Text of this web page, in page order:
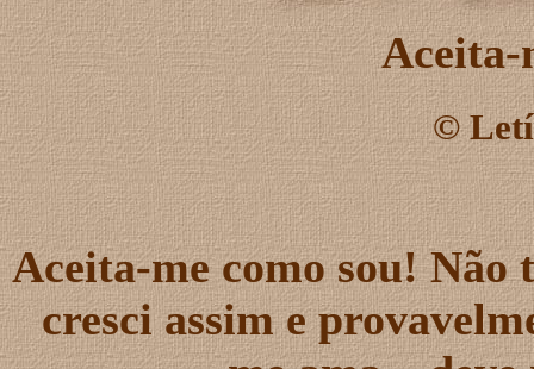
Aceita-
©
Aceita-me como sou! Não
cresci assim e